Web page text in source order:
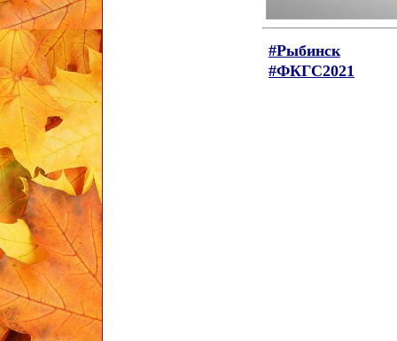
#Рыбинск
#ФКГС2021